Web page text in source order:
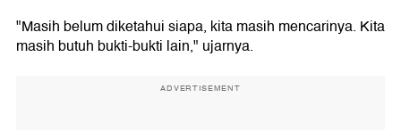
"Masih belum diketahui siapa, kita masih mencarinya. Kita
masih butuh bukti-bukti lain," ujarnya.
ADVERTISEMENT